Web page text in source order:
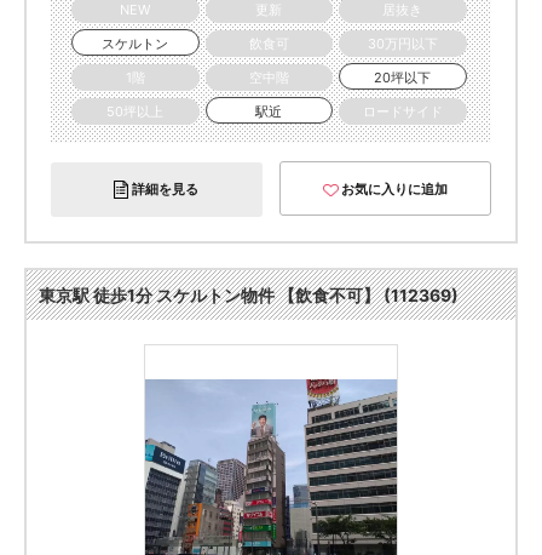
NEW
更新
居抜き
スケルトン
飲食可
30万円以下
1階
空中階
20坪以下
50坪以上
駅近 ロードサイド
詳細を見る お気に入りに追加
東京駅 徒歩1分 スケルトン物件 【飲食不可】 (112369)